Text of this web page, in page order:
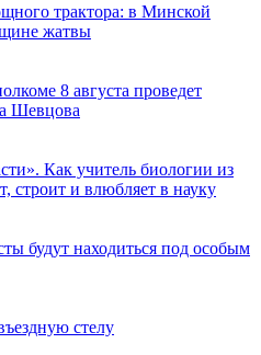
трактора: в Минской
жатвы
8 августа проведет
Шевцова
Как учитель биологии из
строит и влюбляет в науку
будут находиться под особым
стелу